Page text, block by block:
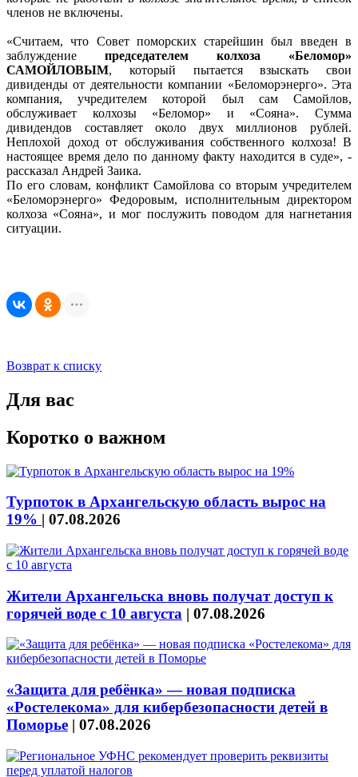
членов не включены.
«Считаем, что Совет поморских старейшин был введен в
заблуждение председателем колхоза «Беломор»
САМОЙЛОВЫМ, который пытается взыскать свои
дивиденды от деятельности компании «Беломорэнерго». Эта
компания, учредителем которой был сам Самойлов,
обслуживает колхозы «Беломор» и «Сояна». Сумма
дивидендов составляет около двух миллионов рублей.
Неплохой доход от обслуживания собственного колхоза! В
настоящее время дело по данному факту находится в суде», -
рассказал Андрей Заика.
По его словам, конфликт Самойлова со вторым учредителем
«Беломорэнерго» Федоровым, исполнительным директором
колхоза «Сояна», и мог послужить поводом для нагнетания
ситуации.
Возврат к списку
Для вас
Коротко о важном
Турпоток в Архангельскую область вырос на
19% | 07.08.2026
Жители Архангельска вновь получат доступ к
горячей воде с 10 августа | 07.08.2026
«Защита для ребёнка» — новая подписка
«Ростелекома» для кибербезопасности детей в
Поморье | 07.08.2026